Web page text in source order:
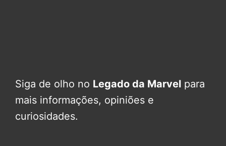
Siga de olho no Legado da Marvel para
mais informações, opiniões e
curiosidades.